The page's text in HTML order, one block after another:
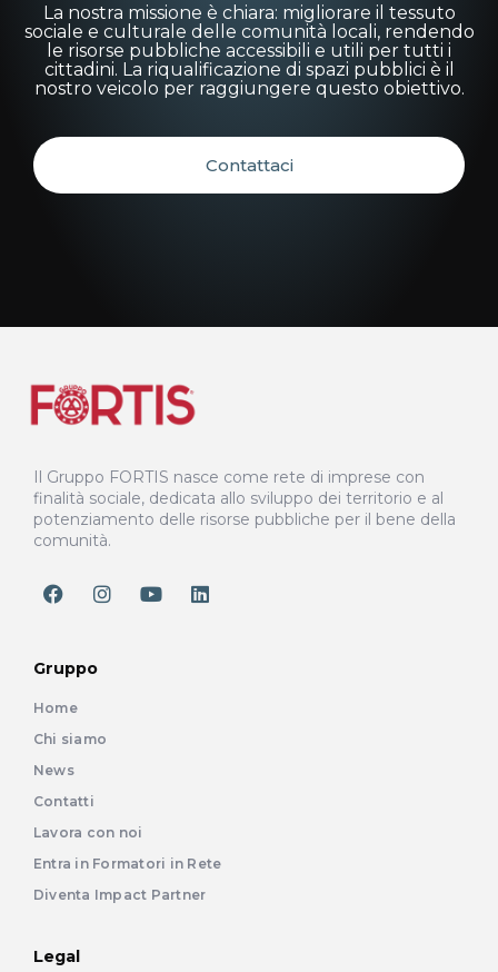
La nostra missione è chiara: migliorare il tessuto
sociale e culturale delle comunità locali, rendendo
le risorse pubbliche accessibili e utili per tutti i
cittadini. La riqualificazione di spazi pubblici è il
nostro veicolo per raggiungere questo obiettivo.
Contattaci
Il Gruppo FORTIS nasce come rete di imprese con
finalità sociale, dedicata allo sviluppo dei territorio e al
potenziamento delle risorse pubbliche per il bene della
comunità.
Gruppo
Home
Chi siamo
News
Contatti
Lavora con noi
Entra in Formatori in Rete
Diventa Impact Partner
Legal